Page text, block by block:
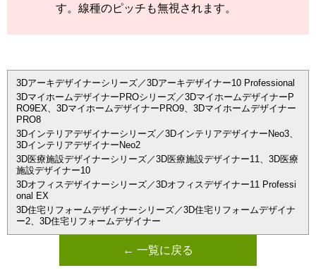
す。線種のピッチも無視されます。
3Dアーキデザイナーシリーズ／3Dアーキデザイナー10 Professional
3DマイホームデザイナーPROシリーズ／3DマイホームデザイナーP
RO9EX、3DマイホームデザイナーPRO9、3Dマイホームデザイナー
PRO8
3Dインテリアデザイナーシリーズ／3DインテリアデザイナーNeo3、
3DインテリアデザイナーNeo2
3D医療施設デザイナーシリーズ／3D医療施設デザイナー11、3D医療
施設デザイナー10
3Dオフィスデザイナーシリーズ／3Dオフィスデザイナー11 Professi
onal EX
3D住宅リフォームデザイナーシリーズ／3D住宅リフォームデザイナ
ー2、3D住宅リフォームデザイナー
← 一覧に戻る